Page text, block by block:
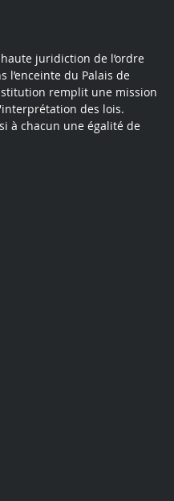
juridiction de l’ordre
l’enceinte du Palais de
remplit une mission
des lois.
à chacun une égalité de